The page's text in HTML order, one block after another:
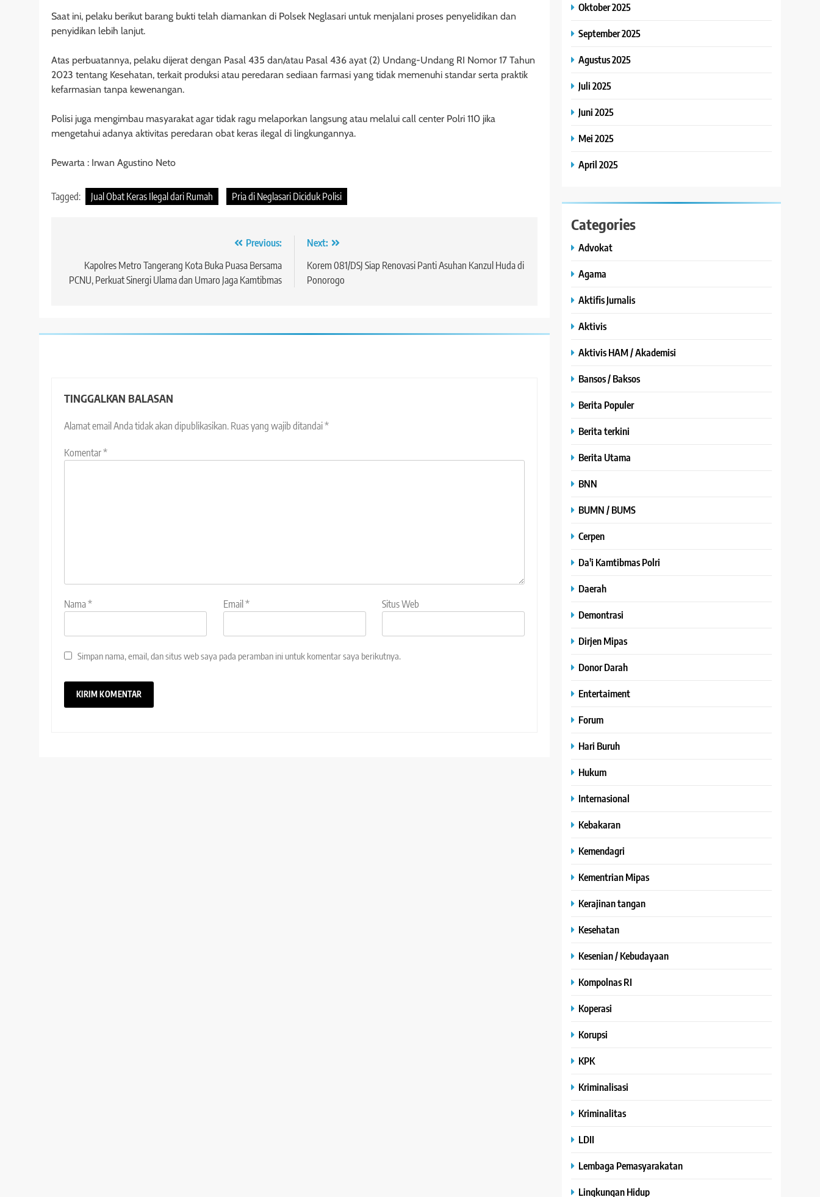
Saat ini, pelaku berikut barang bukti telah diamankan di Polsek Neglasari untuk menjalani proses penyelidikan dan
penyidikan lebih lanjut.
Atas perbuatannya, pelaku dijerat dengan Pasal 435 dan/atau Pasal 436 ayat (2) Undang-Undang RI Nomor 17 Tahun
2023 tentang Kesehatan, terkait produksi atau peredaran sediaan farmasi yang tidak memenuhi standar serta praktik
kefarmasian tanpa kewenangan.
Polisi juga mengimbau masyarakat agar tidak ragu melaporkan langsung atau melalui call center Polri 110 jika
mengetahui adanya aktivitas peredaran obat keras ilegal di lingkungannya.
Pewarta : Irwan Agustino Neto
Tagged: Jual Obat Keras Ilegal dari Rumah Pria di Neglasari Diciduk Polisi
Previous:
Kapolres Metro Tangerang Kota Buka Puasa Bersama
PCNU, Perkuat Sinergi Ulama dan Umaro Jaga Kamtibmas
Next:
Korem 081/DSJ Siap Renovasi Panti Asuhan Kanzul Huda di
Ponorogo
TINGGALKAN BALASAN
Alamat email Anda tidak akan dipublikasikan. Ruas yang wajib ditandai*
Komentar*
Nama* Email* Situs Web
Simpan nama, email, dan situs web saya pada peramban ini untuk komentar saya berikutnya.
Oktober 2025
September 2025
Agustus 2025
Juli 2025
Juni 2025
Mei 2025
April 2025
Categories
Advokat
Agama
Aktifis Jurnalis
Aktivis
Aktivis HAM / Akademisi
Bansos / Baksos
Berita Populer
Berita terkini
Berita Utama
BNN
BUMN / BUMS
Cerpen
Da'i Kamtibmas Polri
Daerah
Demontrasi
Dirjen Mipas
Donor Darah
Entertaiment
Forum
Hari Buruh
Hukum
Internasional
Kebakaran
Kemendagri
Kementrian Mipas
Kerajinan tangan
Kesehatan
Kesenian / Kebudayaan
Kompolnas RI
Koperasi
Korupsi
KPK
Kriminalisasi
Kriminalitas
LDII
Lembaga Pemasyarakatan
Lingkungan Hidup